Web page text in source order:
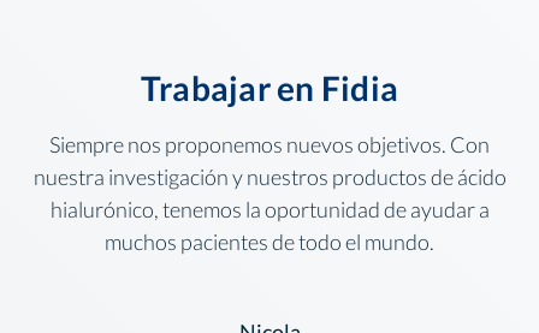
Trabajar en Fidia
Siempre nos proponemos nuevos objetivos. Con
nuestra investigación y nuestros productos de ácido
hialurónico, tenemos la oportunidad de ayudar a
muchos pacientes de todo el mundo.